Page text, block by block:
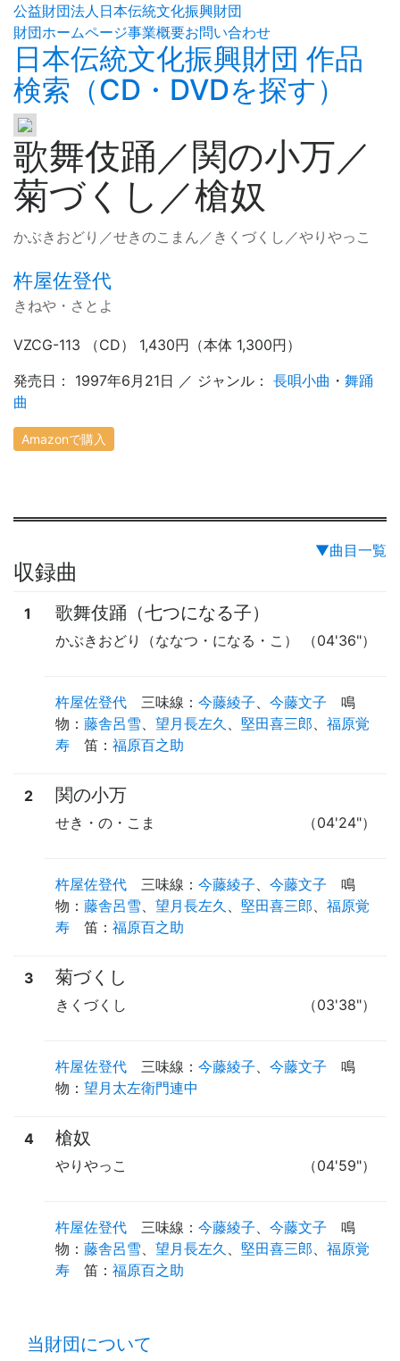
公益財団法人日本伝統文化振興財団
財団ホームページ事業概要お問い合わせ
日本伝統文化振興財団 作品
検索（CD・DVDを探す）
歌舞伎踊／関の小万／
菊づくし／槍奴
かぶきおどり／せきのこまん／きくづくし／やりやっこ
杵屋佐登代
きねや・さとよ
VZCG-113 （CD） 1,430円（本体 1,300円）
発売日： 1997年6月21日 ／ ジャンル： 長唄小曲 ・ 舞踊
曲
Amazonで購入
▼曲目一覧
収録曲
1 歌舞伎踊（七つになる子）
（04'36"）
かぶきおどり（ななつ・になる・こ）
杵屋佐登代 三味線 ： 今藤綾子 今藤文子
鳴
物 ： 藤舎呂雪 望月長左久 堅田喜三郎
福原覚
寿
笛 ： 福原百之助
2 関の小万
（04'24"）
せき・の・こま
杵屋佐登代 三味線 ： 今藤綾子 今藤文子
鳴
物 ： 藤舎呂雪 望月長左久 堅田喜三郎
福原覚
寿
笛 ： 福原百之助
3 菊づくし
（03'38"）
きくづくし
杵屋佐登代 三味線 ： 今藤綾子 今藤文子
鳴
物 ： 望月太左衛門連中
4 槍奴
（04'59"）
やりやっこ
杵屋佐登代 三味線 ： 今藤綾子 今藤文子
鳴
物 ： 藤舎呂雪 望月長左久 堅田喜三郎
福原覚
寿
笛 ： 福原百之助
当財団について